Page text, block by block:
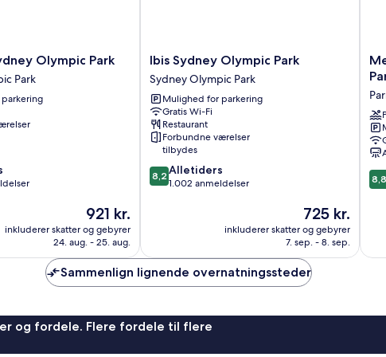
Olympic Park
Park
Prisen
er
921 kr.
921 kr.
inkluderer skatter og gebyrer
24. aug. - 25. aug.
Ibis
Sydney
Olympic
Park
Sydney
Olympic
Park
Ibis Sydney Olympic Park
Sydney Olympic Park
Mulighed for parkering
Gratis Wi-Fi
Restaurant
Forbundne værelser
tilbydes
8.2
ud
anmeldelser
8,2 Alletiders
1.002 anmeldelser
Prisen
er
725 kr.
725 kr.
inkluderer skatter og gebyrer
7. sep. - 8. sep.
8.8
ud
8,8
Sammenlign lignende overnatningssteder
og fordele. Flere fordele til flere